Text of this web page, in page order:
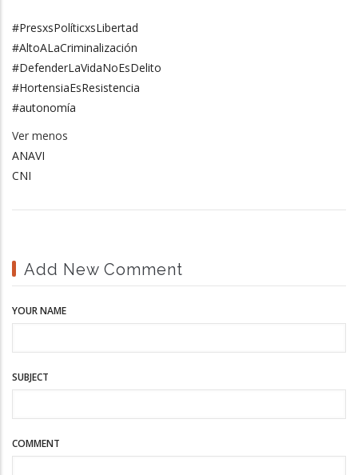
#PresxsPolíticxsLibertad
#AltoALaCriminalización
#DefenderLaVidaNoEsDelito
#HortensiaEsResistencia
#autonomía
Ver menos
ANAVI
CNI
Add New Comment
YOUR NAME
SUBJECT
COMMENT